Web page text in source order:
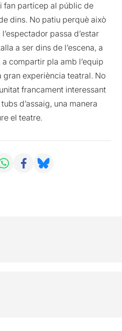
fan partícep al públic de
dins. No patiu perquè això
passa d’estar
a ser dins de l’escena, a
compartir pla amb l’equip
gran experiència teatral. No
francament interessant
d’assaig, una manera
el teatre.